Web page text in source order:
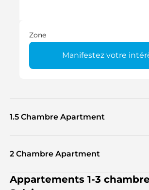
Zone
Manifestez votre
1.5 Chambre Apartment
2 Chambre Apartment
Appartements 1-3